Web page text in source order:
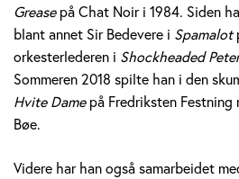
Greasepå Chat Noir i 1984. Siden
blant annet Sir Bedevere i Spamalot
orkesterlederen i Shockheaded
Sommeren 2018 spilte han i den
Hvite Damepå Fredriksten Festning
Bøe.
Videre har han også samarbeidet